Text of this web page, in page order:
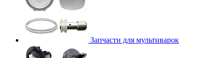
Запчасти для мультиварок